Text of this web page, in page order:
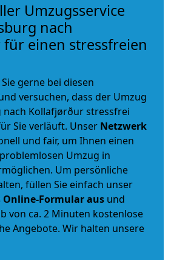
Umzugsservice
nach
einen stressfreien
gerne bei diesen
versuchen, dass der Umzug
Kollafjørður stressfrei
Sie verläuft. Unser Netzwerk
und fair, um Ihnen einen
Umzug in
Um persönliche
füllen Sie einfach unser
Formular aus und
von ca. 2 Minuten kostenlose
Angebote. Wir halten unsere